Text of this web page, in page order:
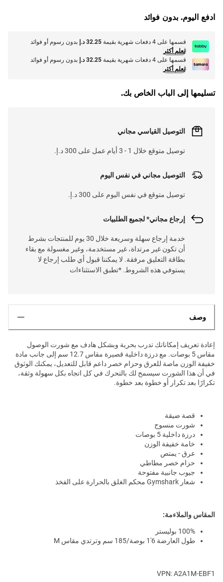
ادفع اليوم. بدون فوائد
قسمها على 4 دفعات شهرية بقيمة 32.25 د.إ
بدون رسوم أو فوائد
تعلم أكثر
قسمها على 4 دفعات شهرية بقيمة
32.25 د.إ
بدون رسوم أو فوائد
تعلم أكثر
تسليمها إلى الباب الخاص بك.
التوصيل القياسي مجاني
توصيل متوقع خلال 1 - 3 أيام عمل على 300 د.إ.
التوصيل مجاني في نفس اليوم
توصيل متوقع في نفس اليوم على 300 د.إ.
إرجاع مجاني* لجميع الطلبيات
خدمة إرجاع سهلة وسريعة خلال 30 يوم للمنتجات بشرط
أن تكون غير مرتداة، غير مستخدمة، وغير مغسولة مع بقاء
بطاقة التعليق مرفقة. لا يمكننا قبول أي طلب إرجاع لا
يستوفي هذه الشروط. *تطبق الاستثناءات
وصف
إعادة تعريف إمكاناتك تدرب بحرية وبشكل هادف مع شورت الوصول
مقاس 5 بوصات. مع درزة داخلية قصيرة مقاس 12.7 سم إلى جانب مادة
خفيفة الوزن ماصة للعرق وحزام خصر داعم قابل للتعديل، يمكنك الوثوق
في أن هذا الشورت سيسمح لك بالتحرك في كل اتجاه بكل سهولة وثقة،
تكرارًا بعد تكرار أو خطوة بعد خطوة.
قصة ضيقة
شورت منسوج
درزة داخلية 5 بوصات
خامة خفيفة الوزن
عرق - يمتص
حزام خصر مطاطي
جيوب جانبية مفتوحة
شعار Gymshark محكم الغلق بالحرارة على الفخذ
المقاس والملاءمة:
100% بوليستر
طول العارضة 6'1 بوصة/185 سم وترتدي مقاس M
VPN: A2A1M-EBF1